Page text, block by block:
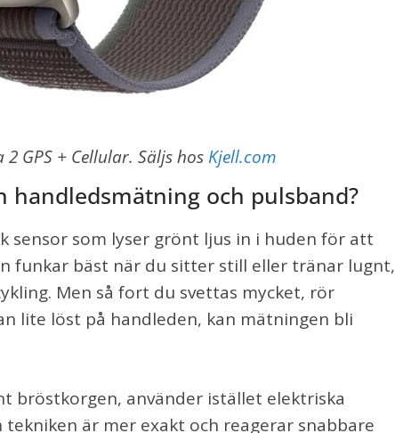
GPS + Cellular. Säljs hos Kjell.com
handledsmätning och pulsband?
sensor som lyser grönt ljus in i huden för att
funkar bäst när du sitter still eller tränar lugnt,
Men så fort du svettas mycket, rör
lite löst på handleden, kan mätningen bli
bröstkorgen, använder istället elektriska
är mer exakt och reagerar snabbare